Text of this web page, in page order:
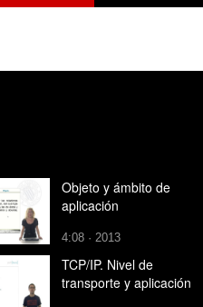
Objeto y ámbito de
aplicación
4:08 · 2013
TCP/IP. Nivel de
transporte y aplicación